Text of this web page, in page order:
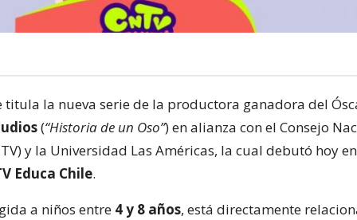
titula la nueva serie de la productora ganadora del
(“Historia de un Oso”) en alianza con el Consejo
y la Universidad Las Américas, la cual debutó hoy
Educa Chile.
a niños entre 4 y 8 años, está directamente